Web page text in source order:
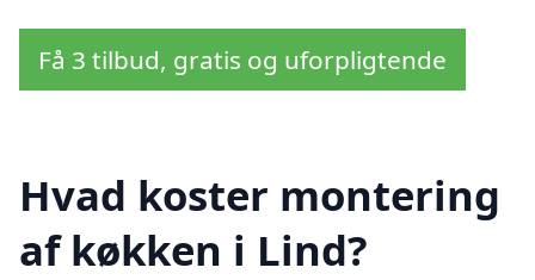
Få 3 tilbud, gratis og uforpligtende
Hvad koster montering
af køkken i Lind?